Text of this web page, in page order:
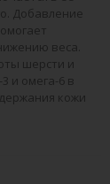
Добавление
веса.
шерсти и
и омега-6 в
кожи